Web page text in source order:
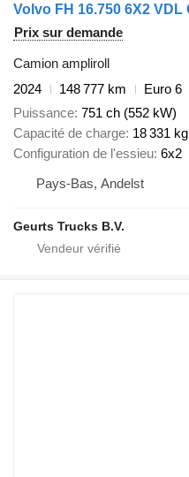
Prix sur demande
Camion ampliroll
2024
148 777 km
Euro 6
Puissance 751 ch (552 kW)
Capacité de charge 18 331 kg
Configuration de l'essieu 6x2
Pays-Bas, Andelst
Geurts Trucks B.V.